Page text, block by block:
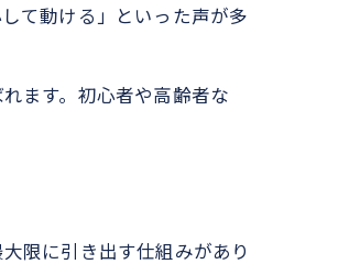
て動ける」といった声が多
ます。初心者や高齢者な
限に引き出す仕組みがあり